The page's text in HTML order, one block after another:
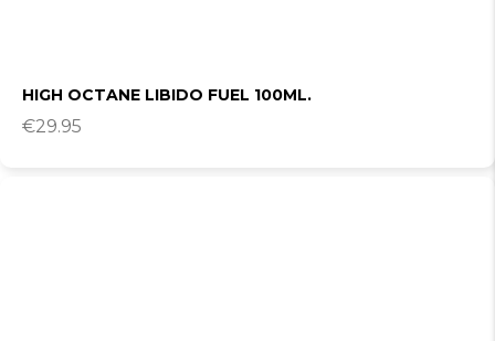
HIGH OCTANE LIBIDO FUEL 100ML.
€29.95